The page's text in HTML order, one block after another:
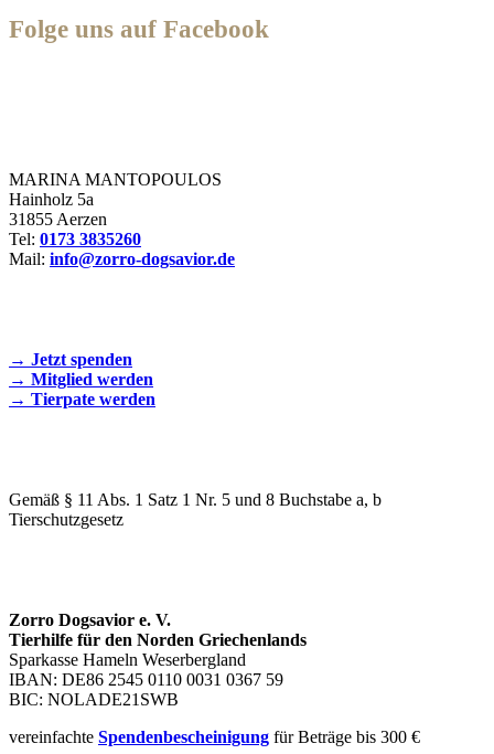
Folge uns auf Facebook
MARINA MANTOPOULOS
Hainholz 5a
31855 Aerzen
Tel: 0173 3835260
Mail: info@zorro-dogsavior.de
→ Jetzt spenden
→ Mitglied werden
→ Tierpate werden
Gemäß § 11 Abs. 1 Satz 1 Nr. 5 und 8 Buchstabe a, b
Tierschutzgesetz
Zorro Dogsavior e. V.
Tierhilfe für den Norden Griechenlands
Sparkasse Hameln Weserbergland
IBAN: DE86 2545 0110 0031 0367 59
BIC: NOLADE21SWB
vereinfachte Spendenbescheinigung für Beträge bis 300 €